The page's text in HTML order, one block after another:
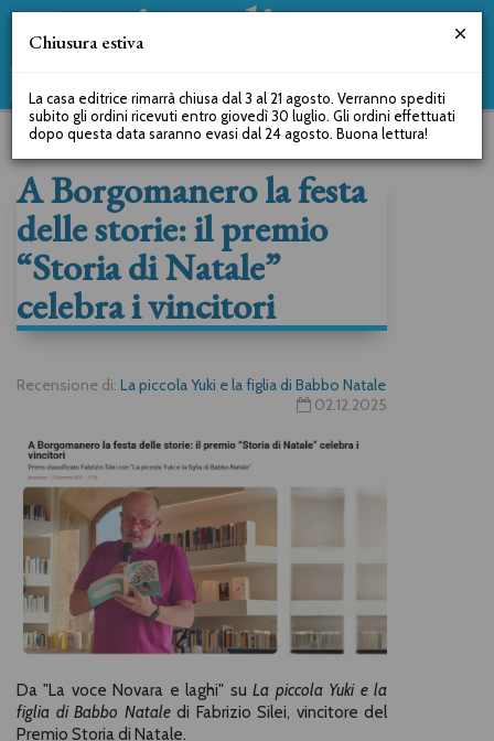
A Borgomanero la festa
delle storie: il premio
“Storia di Natale”
celebra i vincitori
Recensione di: La piccola Yuki e la figlia di Babbo Natale
02.12.2025
Da "La voce Novara e laghi" su La piccola Yuki e la
figlia di Babbo Nataledi Fabrizio Silei, vincitore del
Premio Storia di Natale.
Chiusura estiva
La casa editrice rimarrà chiusa dal 3 al 21 agosto. Verranno spediti
subito gli ordini ricevuti entro giovedì 30 luglio. Gli ordini effettuati
dopo questa data saranno evasi dal 24 agosto. Buona lettura!